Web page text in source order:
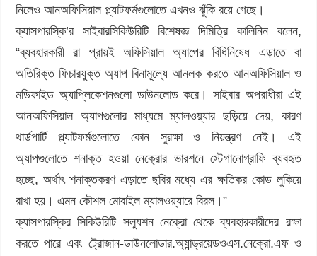
নিলেও আনঅফিসিয়াল প্ল্যাটফর্মগুলোতে এখনও ঝুঁকি রয়ে গেছে।
ক্যাসপারস্কি’র সাইবারসিকিউরিটি বিশেষজ্ঞ দিমিত্রি কালিনিন বলেন,
“ব্যবহারকারী রা প্রায়ই অফিসিয়াল অ্যাপের বিধিনিষেধ এড়াতে বা
অতিরিক্ত ফিচারযুক্ত অ্যাপ বিনামূল্যে আনলক করতে আনঅফিসিয়াল ও
মডিফাইড অ্যাপ্লিকেশনগুলো ডাউনলোড করে। সাইবার অপরাধীরা এই
আনঅফিসিয়াল অ্যাপগুলোর মাধ্যমে ম্যালওয়্যার ছড়িয়ে দেয়, কারণ
থার্ডপার্টি প্ল্যাটফর্মগুলোতে কোন সুরক্ষা ও নিয়ন্ত্রণ নেই। এই
অ্যাপগুলোতে শনাক্ত হওয়া নেক্রোর ভারশনে স্টেগানোগ্রাফি ব্যবহৃত
হচ্ছে, অর্থাৎ শনাক্তকরণ এড়াতে ছবির মধ্যে এর ক্ষতিকর কোড লুকিয়ে
রাখা হয়। এমন কৌশল মোবাইল ম্যালওয়্যারে বিরল।”
ক্যাসপারস্কির সিকিউরিটি সল্যুশন নেক্রো থেকে ব্যবহারকারীদের রক্ষা
করতে পারে এবং ট্রোজান-ডাউনলোডার.অ্যান্ড্রয়েডওএস.নেক্রো.এফ ও